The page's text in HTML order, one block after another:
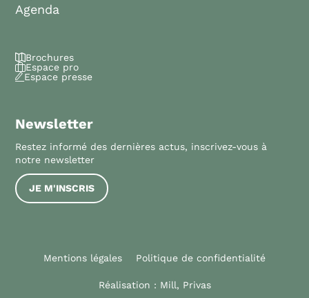
Agenda
Brochures
Espace pro
Espace presse
Newsletter
Restez informé des dernières actus, inscrivez-vous à
notre newsletter
JE M'INSCRIS
Mentions légales Politique de confidentialité
Réalisation : Mill, Privas